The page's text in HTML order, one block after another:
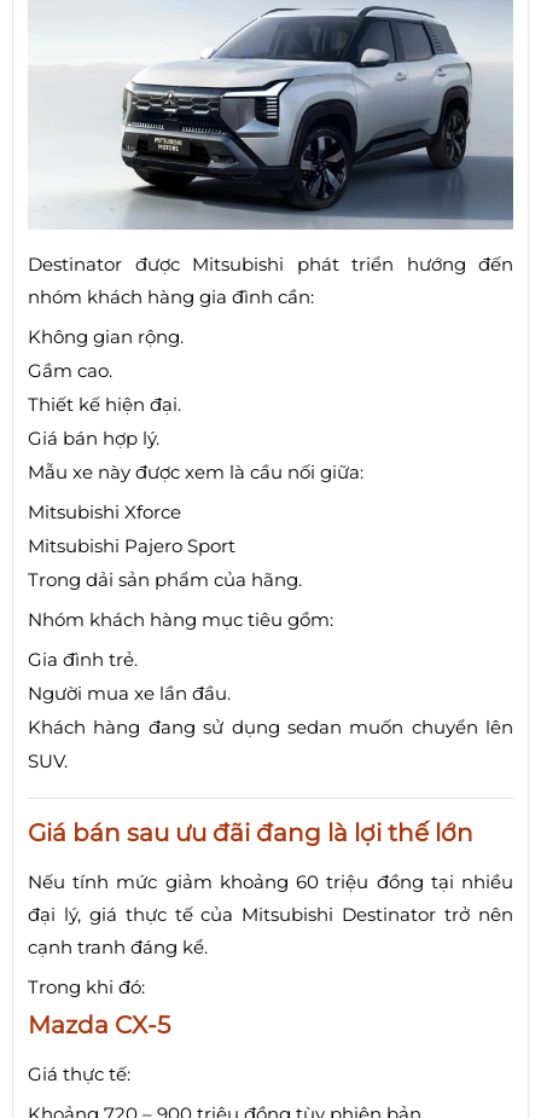
Destinator được Mitsubishi phát triển hướng đến
nhóm khách hàng gia đình cần:
Không gian rộng.
Gầm cao.
Thiết kế hiện đại.
Giá bán hợp lý.
Mẫu xe này được xem là cầu nối giữa:
Mitsubishi Xforce
Mitsubishi Pajero Sport
Trong dải sản phẩm của hãng.
Nhóm khách hàng mục tiêu gồm:
Gia đình trẻ.
Người mua xe lần đầu.
Khách hàng đang sử dụng sedan muốn chuyển lên
SUV.
Giá bán sau ưu đãi đang là lợi thế lớn
Nếu tính mức giảm khoảng 60 triệu đồng tại nhiều
đại lý, giá thực tế của Mitsubishi Destinator trở nên
cạnh tranh đáng kể.
Trong khi đó:
Mazda CX-5
Giá thực tế: